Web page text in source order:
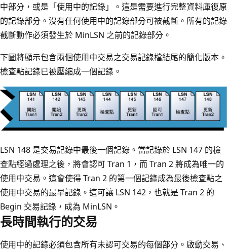
中部分，或是「使用中的記錄」。這是需要進行完整資料庫復原
的記錄部分。沒有任何使用中的記錄部分可被截斷。所有的記錄
截斷動作必須發生於 MinLSN 之前的記錄部分。
下圖將顯示包含兩個使用中交易之交易記錄檔結尾的簡化版本。
檢查點記錄已被壓縮成一個記錄。
LSN 148 是交易記錄中最後一個記錄。當記錄於 LSN 147 的檢
查點經過處理之後，將會認可 Tran 1，而 Tran 2 將成為唯一的
使用中交易。這會使得 Tran 2 的第一個記錄成為最後檢查點之
使用中交易的最早記錄。這可讓 LSN 142，也就是 Tran 2 的
Begin 交易記錄，成為 MinLSN。
長時間執行的交易
使用中的記錄必須包含所有未認可交易的每個部分。啟動交易、